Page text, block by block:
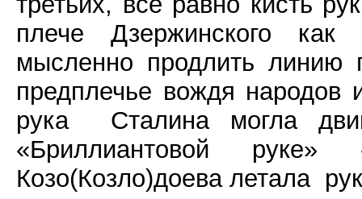
плече Дзержинского
мысленно продлить линию
предплечье вождя народов
рука
Сталина могла
«Бриллиантовой
Козо(Козло)доева летала